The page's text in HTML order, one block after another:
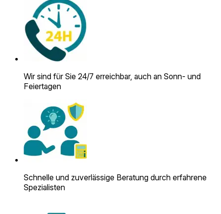
Wir sind für Sie 24/7 erreichbar, auch an Sonn- und
Feiertagen
Schnelle und zuverlässige Beratung durch erfahrene
Spezialisten